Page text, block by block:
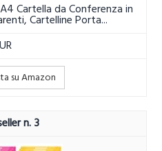
Cartella da Conferenza in
Cartelline Porta...
su Amazon
3